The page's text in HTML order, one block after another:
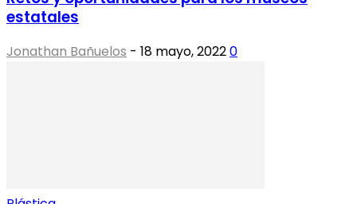
estatales
Jonathan Bañuelos - 18 mayo, 20220